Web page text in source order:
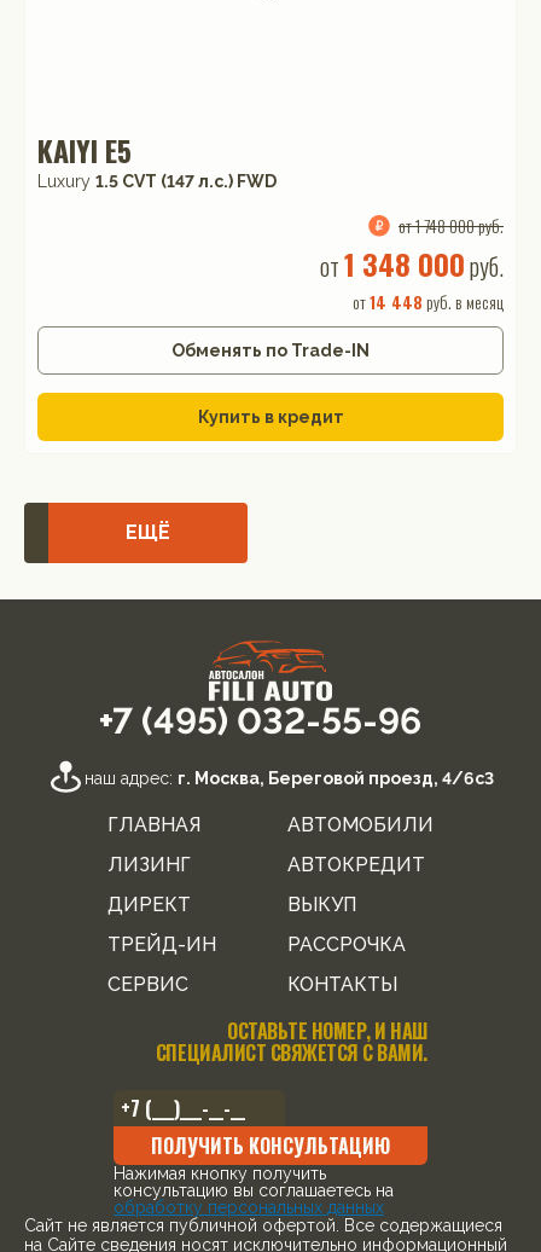
KAIYI E5
Luxury 1.5 CVT (147 л.с.) FWD
от 1 748 000 руб.
от1 348 000руб.
от14 448 руб. в месяц
Обменять по Trade-IN
Купить в кредит
ЕЩЁ
+7 (495) 032-55-96
наш адрес: г. Москва, Береговой проезд, 4/6с3
ГЛАВНАЯ
АВТОМОБИЛИ
ЛИЗИНГ
АВТОКРЕДИТ
ДИРЕКТ
ВЫКУП
ТРЕЙД-ИН
РАССРОЧКА
СЕРВИС
КОНТАКТЫ
ОСТАВЬТЕ НОМЕР, И НАШ
СПЕЦИАЛИСТ СВЯЖЕТСЯ С ВАМИ.
ПОЛУЧИТЬ КОНСУЛЬТАЦИЮ
Нажимая кнопку получить
консультацию вы соглашаетесь на
обработку персональных данных
Cайт не является публичной офертой. Все содержащиеся
на Сайте сведения носят исключительно информационный